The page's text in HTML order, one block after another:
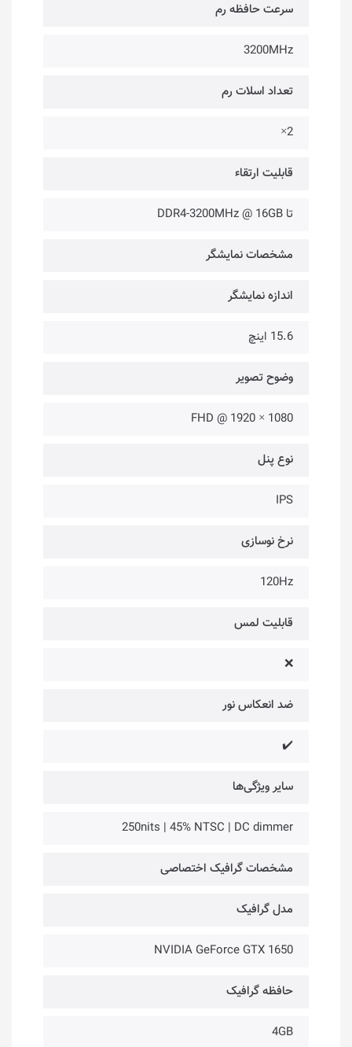
سرعت حافظه رم
3200MHz
تعداد اسلات رم
2×
قابلیت ارتقاء
تا DDR4-3200MHz @ 16GB
مشخصات نمایشگر
اندازه نمایشگر
15.6 اینچ
وضوح تصویر
1080 × 1920 @ FHD
نوع پنل
IPS
نرخ نوسازی
120Hz
قابلیت لمس
❌
ضد انعکاس نور
✔️
سایر ویژگی‌ها
250nits | 45% NTSC | DC dimmer
مشخصات گرافیک اختصاصی
مدل گرافیک
NVIDIA GeForce GTX 1650
حافظه گرافیک
4GB